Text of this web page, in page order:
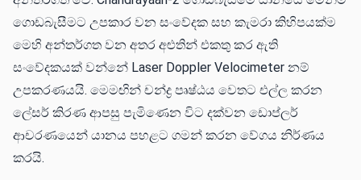
ගොඩබැසීමට උපකාර වන සංවේදක සහ කැමරා කිහිපයක්ම
මෙහි අන්තර්ගත වන අතර අළුතින් එකතු කර ඇති
සංවේදකයක් වන්නේ Laser Doppler Velocimeter නම්
උපකරණයයි. මෙමඟින් චන්ද්‍ර පෘෂ්ඨය වෙතට එල්ල කරන
ලේසර් කිරණ ආපසු පැමිණෙන විට දක්වන ඩොප්ලර්
ආචරණයෙන් යානය පහළට ගමන් කරන‌ වේගය නිර්ණය
කරයි.